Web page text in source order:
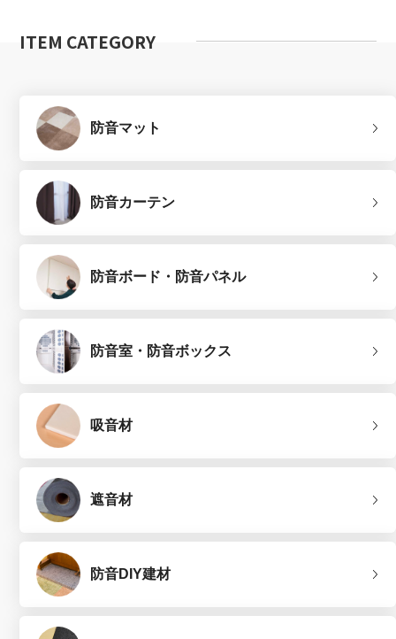
ITEM CATEGORY
防音マット
防音カーテン
防音ボード・防音パネル
防音室・防音ボックス
吸音材
遮音材
防音DIY建材